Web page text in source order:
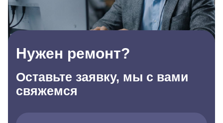
Нужен ремонт?
Оставьте заявку, мы с вами
свяжемся